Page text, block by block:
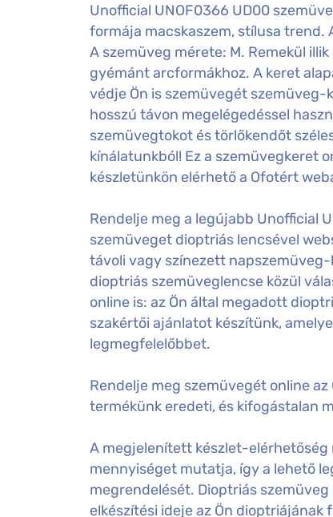
Unofficial UNOF0366 UD00
formája macskaszem, stílusa trend.
A szemüveg mérete: M. Remekül
gyémánt arcformákhoz. A keret
védje Ön is szemüvegét szemüveg-
hosszú távon megelégedéssel
szemüvegtokot és törlőkendőt
kínálatunkból! Ez a szemüvegkeret
készletünkön elérhető a Ofotért
Rendelje meg a legújabb Unofficial
szemüveget dioptriás lencsével
távoli vagy színezett
dioptriás szemüveglencse közül
online is: az Ön által megadott
szakértői ajánlatot készítünk,
legmegfelelőbbet.
Rendelje meg szemüvegét online
termékünk eredeti, és kifogástalan
A megjelenített készlet-
mennyiséget mutatja, így a lehető
megrendelését. Dioptriás
elkészítési ideje az Ön